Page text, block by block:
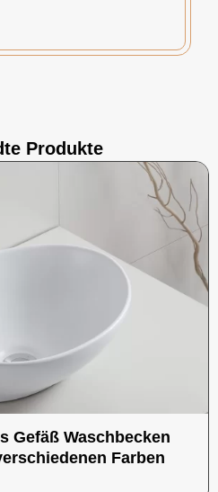
Produkte
Gefäß Waschbecken
Farben